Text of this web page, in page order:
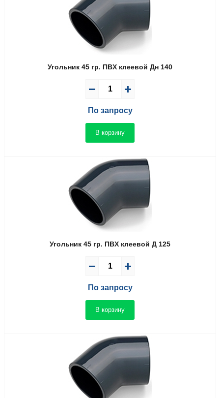
Угольник 45 гр. ПВX клеевой Дн 140
По запросу
В корзину
Угольник 45 гр. ПВX клеевой Д 125
По запросу
В корзину